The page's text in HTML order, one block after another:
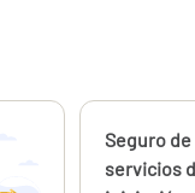
Calcúlalo
Seguro de
servicios